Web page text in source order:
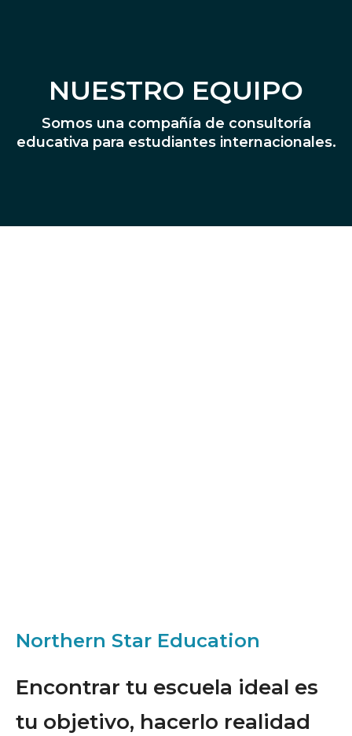
NUESTRO EQUIPO
Somos una compañía de consultoría
educativa para estudiantes internacionales.
Northern Star Education
Encontrar tu escuela ideal es
tu objetivo, hacerlo realidad